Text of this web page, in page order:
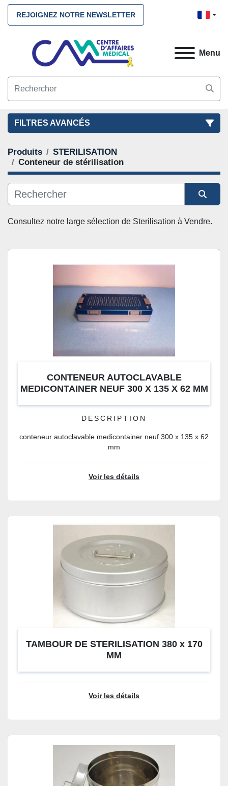
REJOIGNEZ NOTRE NEWSLETTER
Menu
FILTRES AVANCÉS
FILTRES (2)
CATÉGORIE
Produits
STERILISATION
Conteneur de stérilisation
Trier par
Consultez notre large sélection de Sterilisation à Vendre.
CONTENEUR AUTOCLAVABLE
MEDICONTAINER NEUF 300 X 135 X 62 MM
DESCRIPTION
conteneur autoclavable medicontainer neuf 300 x 135 x 62
mm
Voir les détails
TAMBOUR DE STERILISATION 380 x 170
MM
Voir les détails